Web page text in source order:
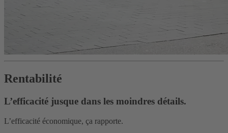
Rentabilité
L’efficacité jusque dans les moindres détails.
L’efficacité économique, ça rapporte.